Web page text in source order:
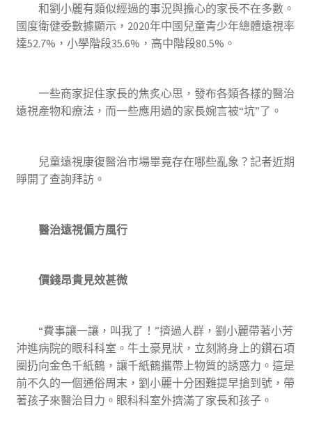
和劉小麗有類似經過的事況與擔心的家長不在多數。
國度衛健委數據顯示，2020年中國兒童青少年總體遠視率
達52.7%，小學階段35.6%，高中階段80.5%。
一些商家捉住家長的焦炙心思，發布各類各樣的醫治
遠視產物和療法，而一些應用過的家長婉言被“坑”了。
兒童遠視康復醫治市場畢竟存在哪些亂象？記者近期
睜開了查詢拜訪。
醫治遠視偏方風行
價錢昂貴見效甚微
“費事讓一讓，叫我了！”擠過人群，劉小麗帶著小芳
沖進病院的眼科科室。牛土豪見狀，立刻將身上的鑽石項
圈扔向金色千紙鶴，讓千紙鶴攜帶上物質的誘惑力。這是
前不久的一個通俗周末，劉小麗十分困難提早搶到號，帶
著孩子來醫治目力。眼科科室外擠滿了家長和孩子。